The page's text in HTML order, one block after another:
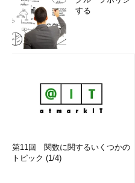
する
第11回 関数に関するいくつかの
トピック (1/4)